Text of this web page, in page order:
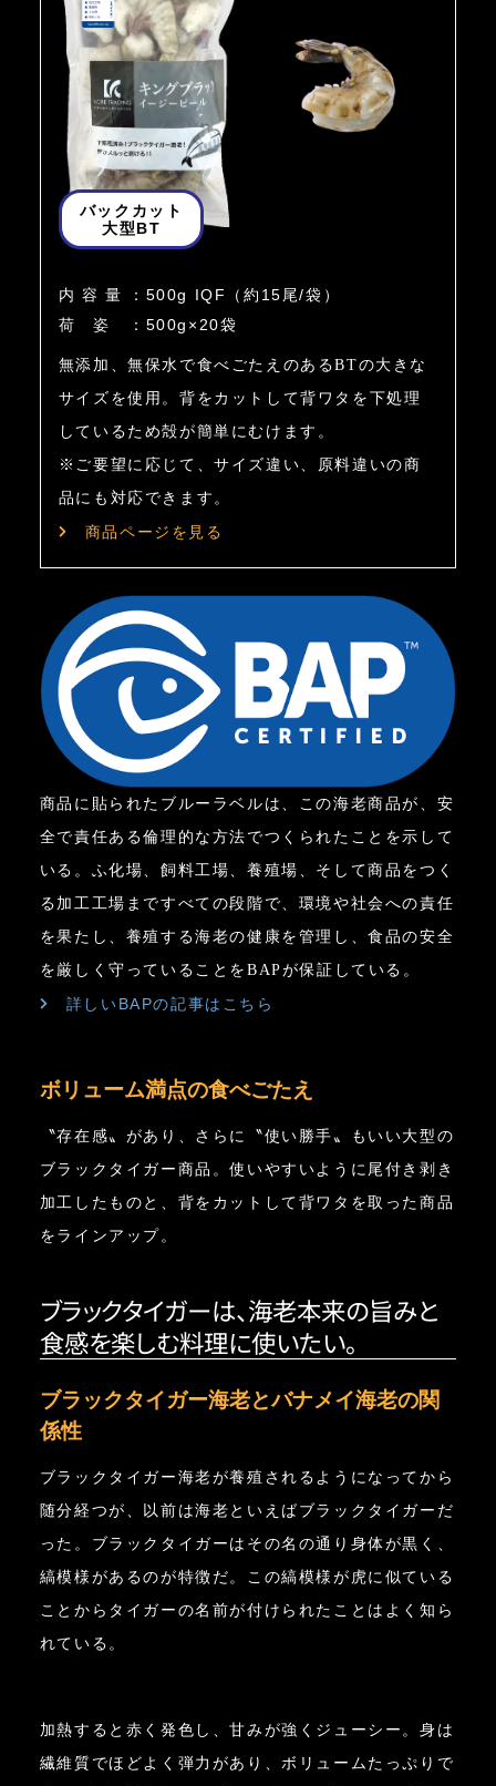
バックカット
大型BT
内容量 ： 500g IQF（約15尾/袋）
荷姿
： 500g×20袋
無添加、無保水で食べごたえのあるBTの大きな
サイズを使用。背をカットして背ワタを下処理
しているため殻が簡単にむけます。
※ご要望に応じて、サイズ違い、原料違いの商
品にも対応できます。
商品ページを見る
商品に貼られたブルーラベルは、この海老商品が、安
全で責任ある倫理的な方法でつくられたことを示して
いる。ふ化場、飼料工場、養殖場、そして商品をつく
る加工工場まですべての段階で、環境や社会への責任
を果たし、養殖する海老の健康を管理し、食品の安全
を厳しく守っていることをBAPが保証している。
詳しいBAPの記事はこちら
ボリューム満点の食べごたえ
〝存在感〟があり、さらに〝使い勝手〟もいい大型の
ブラックタイガー商品。使いやすいように尾付き剥き
加工したものと、背をカットして背ワタを取った商品
をラインアップ。
ブラックタイガーは、海老本来の旨みと
食感を楽しむ料理に使いたい。
ブラックタイガー海老とバナメイ海老の関
係性
ブラックタイガー海老が養殖されるようになってから
随分経つが、以前は海老といえばブラックタイガーだ
った。ブラックタイガーはその名の通り身体が黒く、
縞模様があるのが特徴だ。この縞模様が虎に似ている
ことからタイガーの名前が付けられたことはよく知ら
れている。
加熱すると赤く発色し、甘みが強くジューシー。身は
繊維質でほどよく弾力があり、ボリュームたっぷりで